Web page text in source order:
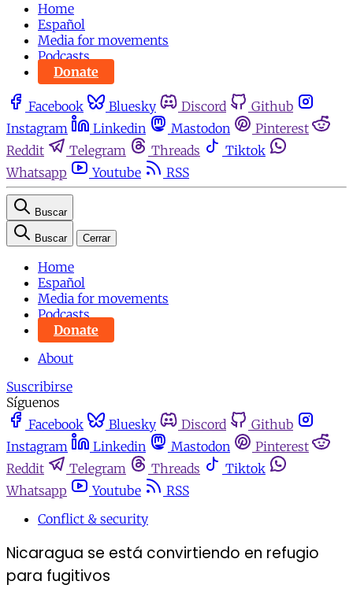
Home
Español
Media for movements
Podcasts
Donate
Facebook Bluesky Discord
Github
Instagram
Linkedin Mastodon
Pinterest
Reddit
Telegram Threads
Tiktok
Whatsapp
Youtube RSS
Buscar
Buscar Cerrar
Home
Español
Media for movements
Podcasts
Donate
About
Suscribirse
Síguenos
Facebook
Bluesky Discord
Github
Instagram
Linkedin Mastodon
Pinterest
Reddit
Telegram Threads
Tiktok
Whatsapp
Youtube
RSS
Conflict & security
Nicaragua se está convirtiendo en refugio
para fugitivos